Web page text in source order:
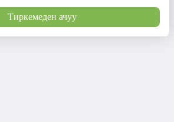
Тиркемеден ачуу